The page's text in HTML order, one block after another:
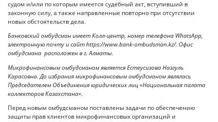
судом и/или по которым имеется судебный акт, вступивший в
законную силу, а также направленные повторно при отсутствии
новых обстоятельств дела.
Банковский омбудсман имеет Колл-центр, номер телефона WhatsApp,
электронную почту и сайт https://www.bank-ombudsman.kz/. Офис
омбудсмана расположен в г. Алматы.
Микрофинансовым омбудсманом является Естеусизова Назгуль
Карасовна. До избрания микрофинансовым омбудсманом являлась
Председателем Объединения юридических лиц «Национальная палата
коллекторов Казахстана».
Перед новым омбудсманом поставлены задачи по обеспечению
защиты прав клиентов микрофинансовых организаций и